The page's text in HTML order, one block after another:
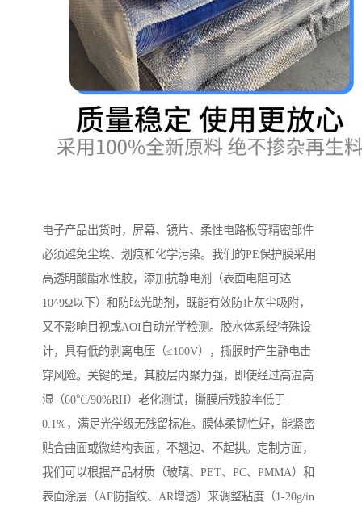
电子产品出货时，屏幕、镜片、柔性电路板等精密部件
必须避免尘埃、划痕和化学污染。我们的PE保护膜采用
高透明酸酯水性胶，添加抗静电剂（表面电阻可达
10^9Ω以下）和防眩光助剂，既能有效防止灰尘吸附，
又不影响目视或AOI自动光学检测。胶水体系经特殊设
计，具有低的剥离电压（≤100V），撕膜时产生静电击
穿风险。关键的是，其胶层内聚力强，即使经过高温高
湿（60℃/90%RH）老化测试，撕膜后残胶率低于
0.1%，满足光学级无残留标准。膜体柔韧性好，能紧密
贴合曲面或微结构表面，不翘边、不起拱。定制方面，
我们可以根据产品材质（玻璃、PET、PC、PMMA）和
表面涂层（AF防指纹、AR增透）来调整粘度（1-20g/in